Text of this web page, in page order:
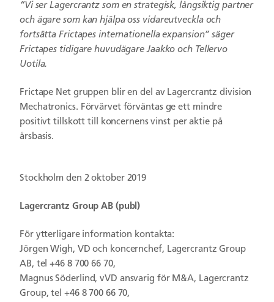
“Vi ser Lagercrantz som en strategisk, långsiktig partner
och ägare som kan hjälpa oss vidareutveckla och
fortsätta Frictapes internationella expansion” säger
Frictapes tidigare huvudägare Jaakko och Tellervo
Uotila.
Frictape Net gruppen blir en del av Lagercrantz division
Mechatronics. Förvärvet förväntas ge ett mindre
positivt tillskott till koncernens vinst per aktie på
årsbasis.
Stockholm den 2 oktober 2019
Lagercrantz Group AB (publ)
För ytterligare information kontakta:
Jörgen Wigh, VD och koncernchef, Lagercrantz Group
AB, tel +46 8 700 66 70,
Magnus Söderlind, vVD ansvarig för M&A, Lagercrantz
Group, tel +46 8 700 66 70,